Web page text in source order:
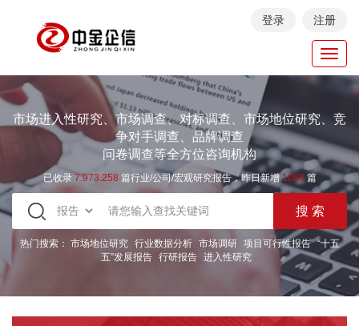
登录 注册
市场进入性研究、市场调查、对标调查、市场地位研究、竞
争对手调查、品牌调查
问卷调查等全方位咨询机构
已收录 7.973.258 篇行业/公司/宏观研究报告，昨日新增1088篇
热门搜索： 市场地位研究 行业数据分析 市场调研 项目可行性报告 “十五
五”发展报告 行研报告 进入性研究